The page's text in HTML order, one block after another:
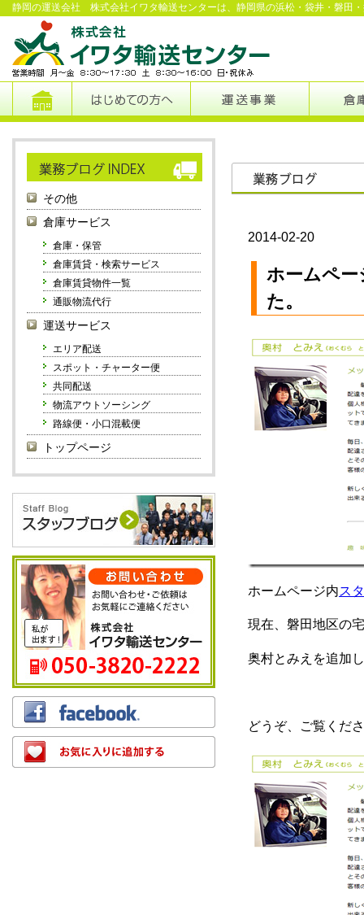
静岡の運送会社 株式会社イワタ輸送センターは、静岡県の浜松・袋井・磐田
その他
倉庫サービス
倉庫・保管
倉庫賃貸・検索サービス
倉庫賃貸物件一覧
通販物流代行
運送サービス
エリア配送
スポット・チャーター便
共同配送
物流アウトソーシング
路線便・小口混載便
トップページ
2014-02-20
ホームペー
た。
ホームページ内ス
現在、磐田地区の
奥村とみえを追加
どうぞ、ご覧くだ